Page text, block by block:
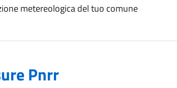
metereologica del tuo comune
Pnrr